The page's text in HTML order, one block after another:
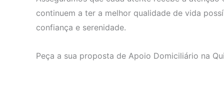
continuem a ter a melhor qualidade de vida
confiança e serenidade.
Peça a sua proposta de Apoio Domiciliário na